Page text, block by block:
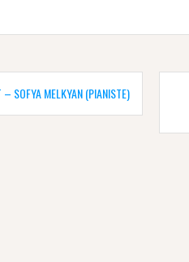
SOFYA MELKYAN (PIANISTE)